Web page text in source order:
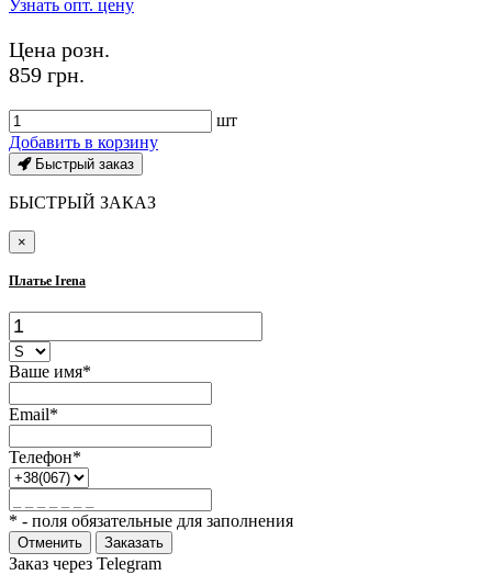
Узнать опт. цену
Цена розн.
859 грн.
шт
Добавить в корзину
Быстрый заказ
БЫСТРЫЙ ЗАКАЗ
×
Платье Irena
Ваше имя*
Email*
Телефон*
* - поля обязательные для заполнения
Отменить Заказать
Заказ через Telegram